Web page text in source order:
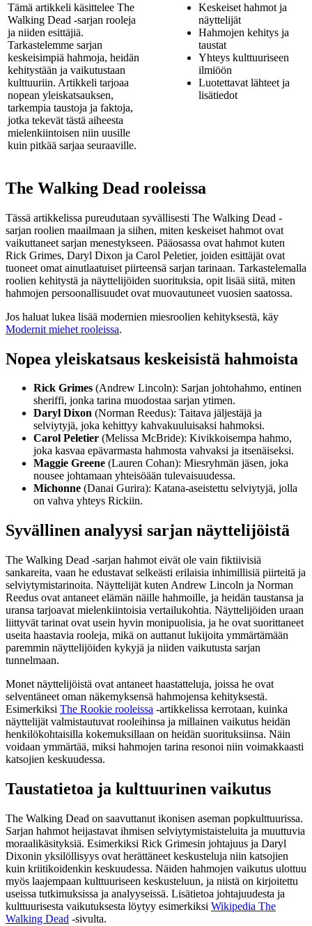
Tämä artikkeli käsittelee The
Walking Dead -sarjan rooleja
ja niiden esittäjiä.
Tarkastelemme sarjan
keskeisimpiä hahmoja, heidän
kehitystään ja vaikutustaan
kulttuuriin. Artikkeli tarjoaa
nopean yleiskatsauksen,
tarkempia taustoja ja faktoja,
jotka tekevät tästä aiheesta
mielenkiintoisen niin uusille
kuin pitkää sarjaa seuraaville.
Keskeiset hahmot ja
näyttelijät
Hahmojen kehitys ja
taustat
Yhteys kulttuuriseen
ilmiöön
Luotettavat lähteet ja
lisätiedot
The Walking Dead rooleissa
Tässä artikkelissa pureudutaan syvällisesti The Walking Dead -
sarjan roolien maailmaan ja siihen, miten keskeiset hahmot ovat
vaikuttaneet sarjan menestykseen. Pääosassa ovat hahmot kuten
Rick Grimes, Daryl Dixon ja Carol Peletier, joiden esittäjät ovat
tuoneet omat ainutlaatuiset piirteensä sarjan tarinaan. Tarkastelemalla
roolien kehitystä ja näyttelijöiden suorituksia, opit lisää siitä, miten
hahmojen persoonallisuudet ovat muovautuneet vuosien saatossa.
Jos haluat lukea lisää modernien miesroolien kehityksestä, käy
Modernit miehet rooleissa.
Nopea yleiskatsaus keskeisistä hahmoista
Rick Grimes (Andrew Lincoln): Sarjan johtohahmo, entinen
sheriffi, jonka tarina muodostaa sarjan ytimen.
Daryl Dixon (Norman Reedus): Taitava jäljestäjä ja
selviytyjä, joka kehittyy kahvakuuluisaksi hahmoksi.
Carol Peletier (Melissa McBride): Kivikkoisempa hahmo,
joka kasvaa epävarmasta hahmosta vahvaksi ja itsenäiseksi.
Maggie Greene (Lauren Cohan): Miesryhmän jäsen, joka
nousee johtamaan yhteisöään tulevaisuudessa.
Michonne (Danai Gurira): Katana-aseistettu selviytyjä, jolla
on vahva yhteys Rickiin.
Syvällinen analyysi sarjan näyttelijöistä
The Walking Dead -sarjan hahmot eivät ole vain fiktiivisiä
sankareita, vaan he edustavat selkeästi erilaisia inhimillisiä piirteitä ja
selviytymistarinoita. Näyttelijät kuten Andrew Lincoln ja Norman
Reedus ovat antaneet elämän näille hahmoille, ja heidän taustansa ja
uransa tarjoavat mielenkiintoisia vertailukohtia. Näyttelijöiden uraan
liittyvät tarinat ovat usein hyvin monipuolisia, ja he ovat suorittaneet
useita haastavia rooleja, mikä on auttanut lukijoita ymmärtämään
paremmin näyttelijöiden kykyjä ja niiden vaikutusta sarjan
tunnelmaan.
Monet näyttelijöistä ovat antaneet haastatteluja, joissa he ovat
selventäneet oman näkemyksensä hahmojensa kehityksestä.
Esimerkiksi The Rookie rooleissa -artikkelissa kerrotaan, kuinka
näyttelijät valmistautuvat rooleihinsa ja millainen vaikutus heidän
henkilökohtaisilla kokemuksillaan on heidän suorituksiinsa. Näin
voidaan ymmärtää, miksi hahmojen tarina resonoi niin voimakkaasti
katsojien keskuudessa.
Taustatietoa ja kulttuurinen vaikutus
The Walking Dead on saavuttanut ikonisen aseman popkulttuurissa.
Sarjan hahmot heijastavat ihmisen selviytymistaisteluita ja muuttuvia
moraalikäsityksiä. Esimerkiksi Rick Grimesin johtajuus ja Daryl
Dixonin yksilöllisyys ovat herättäneet keskusteluja niin katsojien
kuin kriitikoidenkin keskuudessa. Näiden hahmojen vaikutus ulottuu
myös laajempaan kulttuuriseen keskusteluun, ja niistä on kirjoitettu
useissa tutkimuksissa ja analyyseissä. Lisätietoa johtajuudesta ja
kulttuurisesta vaikutuksesta löytyy esimerkiksi Wikipedia The
Walking Dead -sivulta.